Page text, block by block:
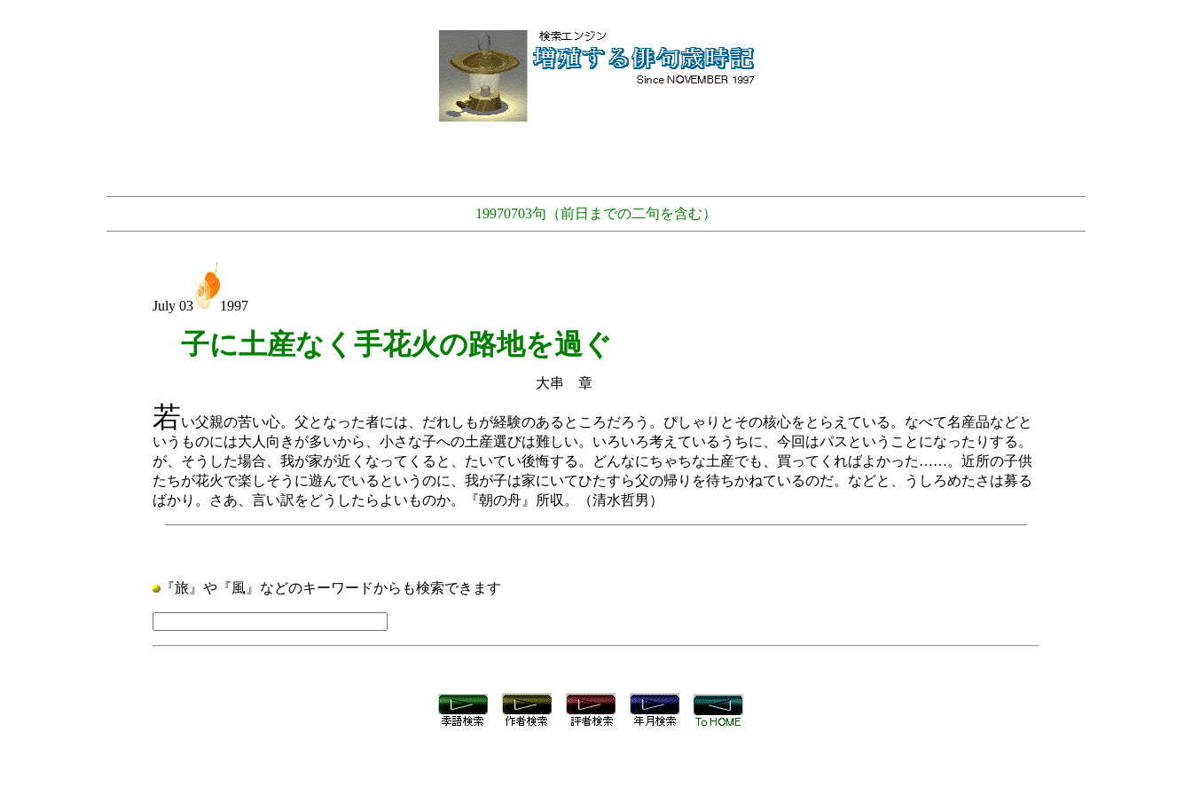
19970703句（前日までの二句を含む）
July 03 1997
子に土産なく手花火の路地を過ぐ
大串 章
若い父親の苦い心。父となった者には、だれしもが経験のあるところだろう。ぴしゃりとその核心をとらえている。なべて名産品などと
いうものには大人向きが多いから、小さな子への土産選びは難しい。いろいろ考えているうちに、今回はパスということになったりする。
が、そうした場合、我が家が近くなってくると、たいてい後悔する。どんなにちゃちな土産でも、買ってくればよかった……。近所の子供
たちが花火で楽しそうに遊んでいるというのに、我が子は家にいてひたすら父の帰りを待ちかねているのだ。などと、うしろめたさは募る
ばかり。さあ、言い訳をどうしたらよいものか。『朝の舟』所収。（清水哲男）
『旅』や『風』などのキーワードからも検索できます